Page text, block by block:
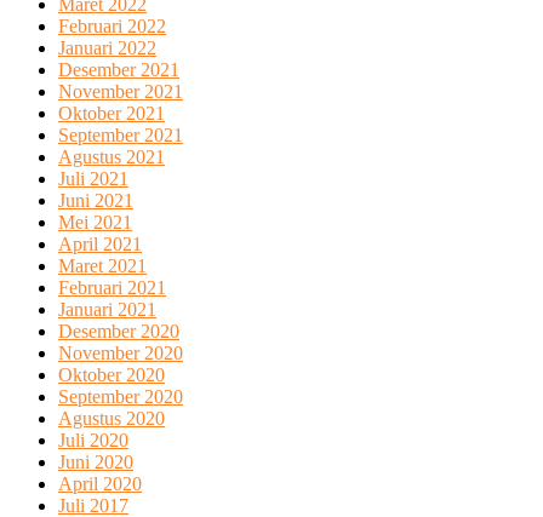
Februari 2022
Januari 2022
Desember 2021
November 2021
Oktober 2021
September 2021
Agustus 2021
Juli 2021
Juni 2021
Mei 2021
April 2021
Maret 2021
Februari 2021
Januari 2021
Desember 2020
November 2020
Oktober 2020
September 2020
Agustus 2020
Juli 2020
Juni 2020
April 2020
Juli 2017